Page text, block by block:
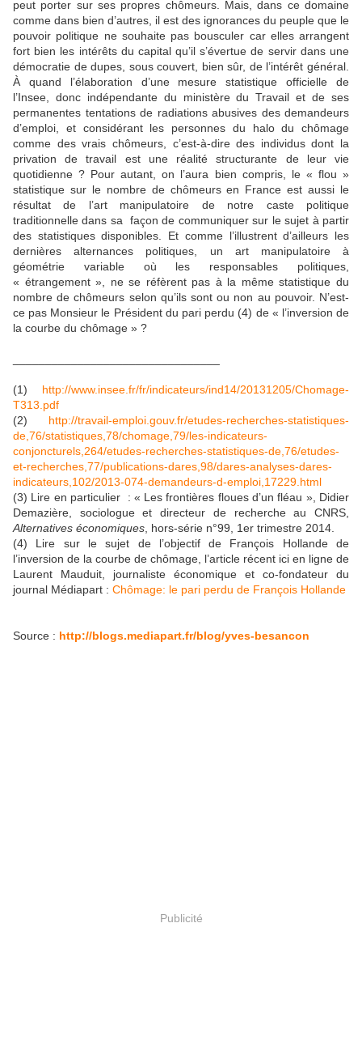
peut porter sur ses propres chômeurs. Mais, dans ce domaine
comme dans bien d’autres, il est des ignorances du peuple que le
pouvoir politique ne souhaite pas bousculer car elles arrangent
fort bien les intérêts du capital qu’il s’évertue de servir dans une
démocratie de dupes, sous couvert, bien sûr, de l’intérêt général.
À quand l’élaboration d’une mesure statistique officielle de
l’Insee, donc indépendante du ministère du Travail et de ses
permanentes tentations de radiations abusives des demandeurs
d’emploi, et considérant les personnes du halo du chômage
comme des vrais chômeurs, c’est-à-dire des individus dont la
privation de travail est une réalité structurante de leur vie
quotidienne ? Pour autant, on l’aura bien compris, le « flou »
statistique sur le nombre de chômeurs en France est aussi le
résultat de l’art manipulatoire de notre caste politique
traditionnelle dans sa façon de communiquer sur le sujet à partir
des statistiques disponibles. Et comme l’illustrent d’ailleurs les
dernières alternances politiques, un art manipulatoire à
géométrie variable où les responsables politiques,
« étrangement », ne se réfèrent pas à la même statistique du
nombre de chômeurs selon qu’ils sont ou non au pouvoir. N’est-
ce pas Monsieur le Président du pari perdu (4) de « l’inversion de
la courbe du chômage » ?
(1) http://www.insee.fr/fr/indicateurs/ind14/20131205/Chomage-
T313.pdf
(2) http://travail-emploi.gouv.fr/etudes-recherches-statistiques-
de,76/statistiques,78/chomage,79/les-indicateurs-
conjoncturels,264/etudes-recherches-statistiques-de,76/etudes-
et-recherches,77/publications-dares,98/dares-analyses-dares-
indicateurs,102/2013-074-demandeurs-d-emploi,17229.html
(3) Lire en particulier : « Les frontières floues d’un fléau », Didier
Demazière, sociologue et directeur de recherche au CNRS,
Alternatives économiques , hors-série n°99, 1er trimestre 2014.
(4) Lire sur le sujet de l’objectif de François Hollande de
l’inversion de la courbe de chômage, l’article récent ici en ligne de
Laurent Mauduit, journaliste économique et co-fondateur du
journal Médiapart : Chômage: le pari perdu de François Hollande
Source : http://blogs.mediapart.fr/blog/yves-besancon
Publicité